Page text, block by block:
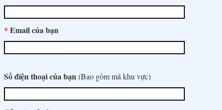
Русский
Cрпски језик
Slovenčina
Slovenščina
Español
Svenska
* Email của bạn
Số điện thoại của bạn(Bao gồm mã khu vực)